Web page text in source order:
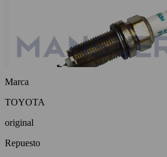
Marca
TOYOTA
original
Repuesto